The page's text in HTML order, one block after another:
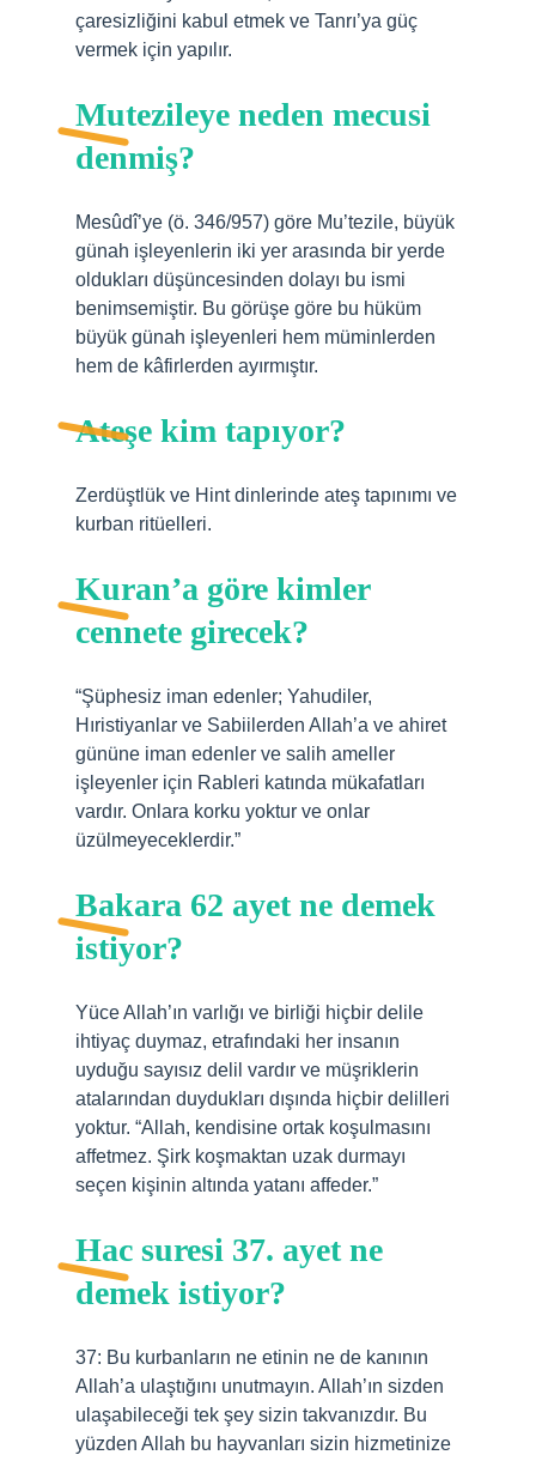
çaresizliğini kabul etmek ve Tanrı’ya güç
vermek için yapılır.
Mutezileye neden mecusi
denmiş?
Mesûdî’ye (ö. 346/957) göre Mu’tezile, büyük
günah işleyenlerin iki yer arasında bir yerde
oldukları düşüncesinden dolayı bu ismi
benimsemiştir. Bu görüşe göre bu hüküm
büyük günah işleyenleri hem müminlerden
hem de kâfirlerden ayırmıştır.
Ateşe kim tapıyor?
Zerdüştlük ve Hint dinlerinde ateş tapınımı ve
kurban ritüelleri.
Kuran’a göre kimler
cennete girecek?
“Şüphesiz iman edenler; Yahudiler,
Hıristiyanlar ve Sabiilerden Allah’a ve ahiret
gününe iman edenler ve salih ameller
işleyenler için Rableri katında mükafatları
vardır. Onlara korku yoktur ve onlar
üzülmeyeceklerdir.”
Bakara 62 ayet ne demek
istiyor?
Yüce Allah’ın varlığı ve birliği hiçbir delile
ihtiyaç duymaz, etrafındaki her insanın
uyduğu sayısız delil vardır ve müşriklerin
atalarından duydukları dışında hiçbir delilleri
yoktur. “Allah, kendisine ortak koşulmasını
affetmez. Şirk koşmaktan uzak durmayı
seçen kişinin altında yatanı affeder.”
Hac suresi 37. ayet ne
demek istiyor?
37: Bu kurbanların ne etinin ne de kanının
Allah’a ulaştığını unutmayın. Allah’ın sizden
ulaşabileceği tek şey sizin takvanızdır. Bu
yüzden Allah bu hayvanları sizin hizmetinize